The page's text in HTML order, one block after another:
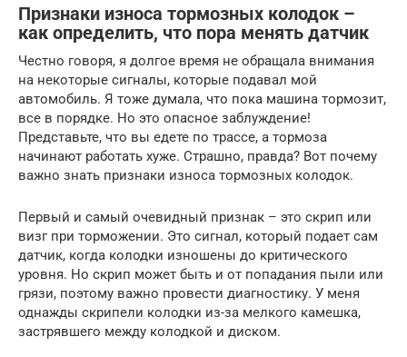
Признаки износа тормозных колодок –
как определить, что пора менять датчик
Честно говоря, я долгое время не обращала внимания
на некоторые сигналы, которые подавал мой
автомобиль. Я тоже думала, что пока машина тормозит,
все в порядке. Но это опасное заблуждение!
Представьте, что вы едете по трассе, а тормоза
начинают работать хуже. Страшно, правда? Вот почему
важно знать признаки износа тормозных колодок.
Первый и самый очевидный признак – это скрип или
визг при торможении. Это сигнал, который подает сам
датчик, когда колодки изношены до критического
уровня. Но скрип может быть и от попадания пыли или
грязи, поэтому важно провести диагностику. У меня
однажды скрипели колодки из-за мелкого камешка,
застрявшего между колодкой и диском.